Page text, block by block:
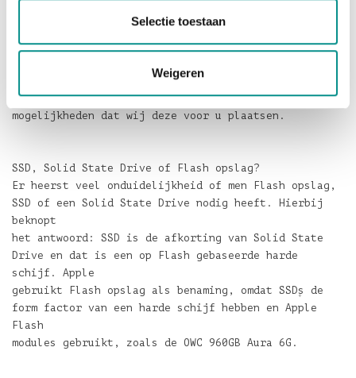
Selectie toestaan
Weigeren
schroevendraaier aan de slag te gaan? Vraag dan naar
de
mogelijkheden dat wij deze voor u plaatsen.
SSD, Solid State Drive of Flash opslag?
Er heerst veel onduidelijkheid of men Flash opslag,
SSD of een Solid State Drive nodig heeft. Hierbij
beknopt
het antwoord: SSD is de afkorting van Solid State
Drive en dat is een op Flash gebaseerde harde
schijf. Apple
gebruikt Flash opslag als benaming, omdat SSD۪s de
form factor van een harde schijf hebben en Apple
Flash
modules gebruikt, zoals de OWC 960GB Aura 6G.